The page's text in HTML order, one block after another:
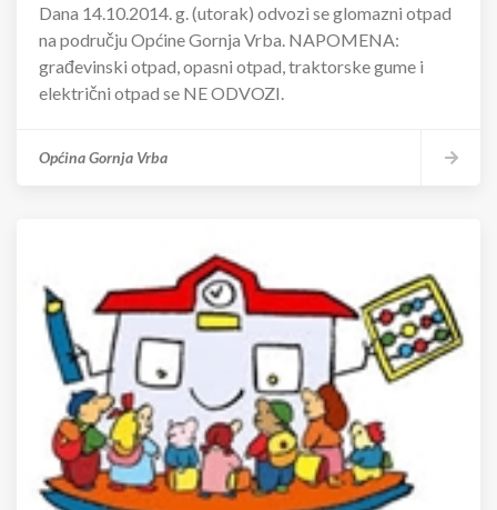
Dana 14.10.2014. g. (utorak) odvozi se glomazni otpad
na području Općine Gornja Vrba. NAPOMENA:
građevinski otpad, opasni otpad, traktorske gume i
električni otpad se NE ODVOZI.
Općina Gornja Vrba